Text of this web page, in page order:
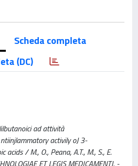
Scheda completa
(DC)
ad attività
activily oJ 3-
acids / M., O., Peana, A.T., M., S., E.
ET LEGIS MEDICAMENTI. -